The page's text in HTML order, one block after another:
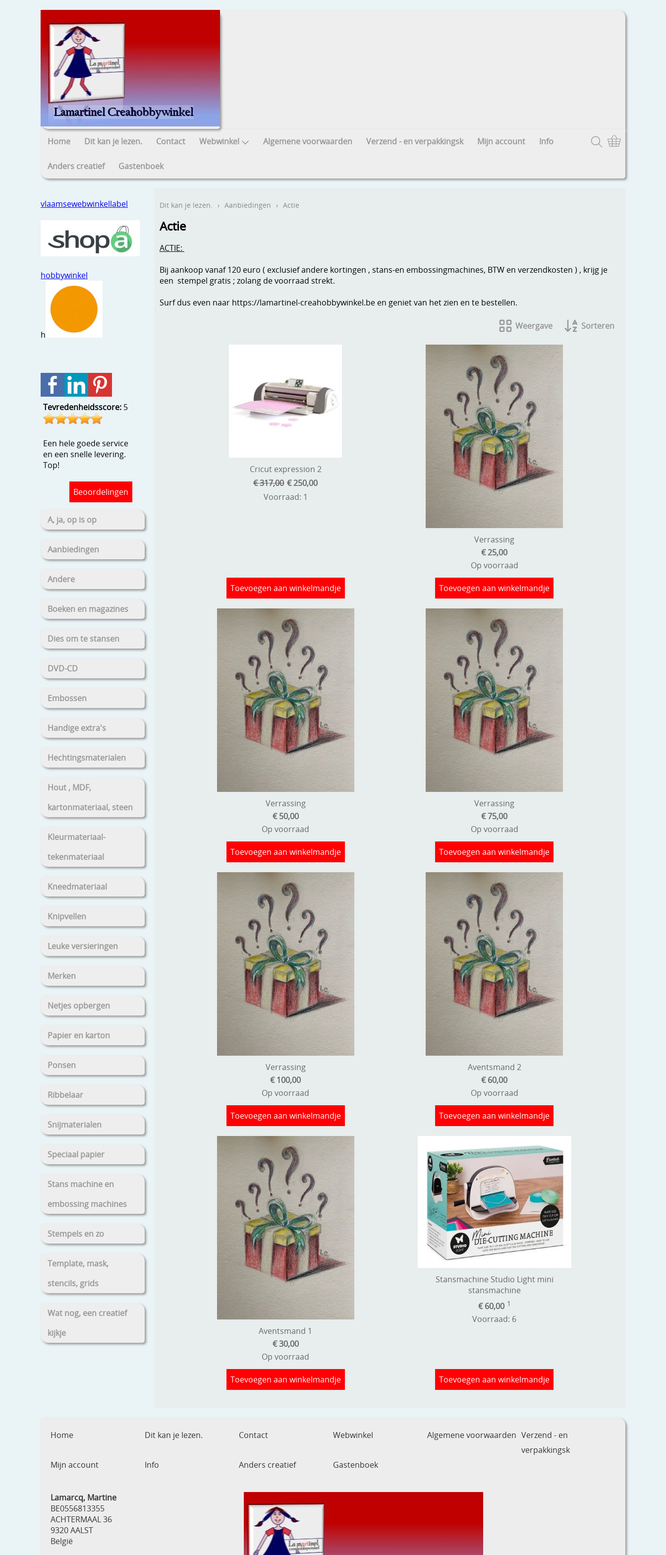
Home Dit kan je lezen. Contact Webwinkel Algemene voorwaarden Verzend - en verpakkingsk Mijn account Info
Anders creatief Gastenboek
vlaamsewebwinkellabel
hobbywinkel
h
Tevredenheidsscore: 5
Een hele goede service
en een snelle levering.
Top!
Beoordelingen
A, ja, op is op
Aanbiedingen
Andere
Boeken en magazines
Dies om te stansen
DVD-CD
Embossen
Handige extra's
Hechtingsmaterialen
Hout , MDF,
kartonmateriaal, steen
Kleurmateriaal-
tekenmateriaal
Kneedmateriaal
Knipvellen
Leuke versieringen
Merken
Netjes opbergen
Papier en karton
Ponsen
Ribbelaar
Snijmaterialen
Speciaal papier
Stans machine en
embossing machines
Stempels en zo
Template, mask,
stencils, grids
Wat nog, een creatief
kijkje
Dit kan je lezen. › Aanbiedingen › Actie
Actie
ACTIE:
Bij aankoop vanaf 120 euro ( exclusief andere kortingen , stans-en embossingmachines, BTW en verzendkosten ) , krijg je
een stempel gratis ; zolang de voorraad strekt.
Surf dus even naar https://lamartinel-creahobbywinkel.be en geniet van het zien en te bestellen.
Weergave Sorteren
Cricut expression 2
€ 317,00 € 250,00
Voorraad: 1
Toevoegen aan winkelmandje
Verrassing
€ 25,00
Op voorraad
Toevoegen aan winkelmandje
Verrassing
€ 50,00
Op voorraad
Toevoegen aan winkelmandje
Verrassing
€ 75,00
Op voorraad
Toevoegen aan winkelmandje
Verrassing
€ 100,00
Op voorraad
Toevoegen aan winkelmandje
Aventsmand 2
€ 60,00
Op voorraad
Toevoegen aan winkelmandje
Aventsmand 1
€ 30,00
Op voorraad
Toevoegen aan winkelmandje
Stansmachine Studio Light mini
stansmachine
€ 60,00 1
Voorraad: 6
Toevoegen aan winkelmandje
Home Dit kan je lezen. Contact Webwinkel Algemene voorwaarden Verzend - en
verpakkingsk
Mijn account
Info Anders creatief Gastenboek
Lamarcq, Martine
BE0556813355
ACHTERMAAL 36
9320 AALST
België